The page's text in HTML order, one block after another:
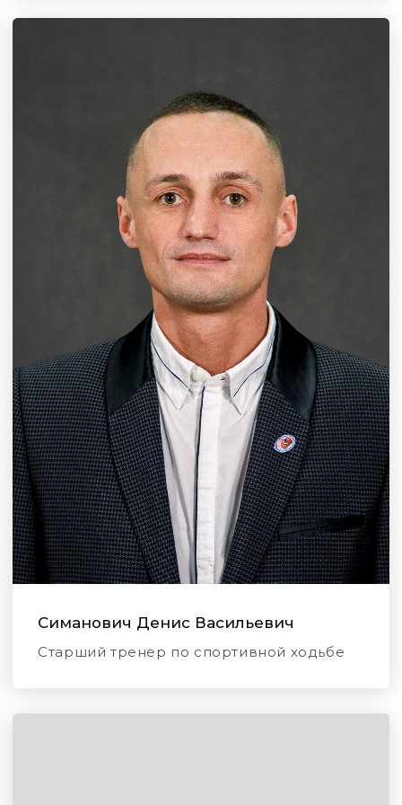
Симанович Денис Васильевич
Старший тренер по спортивной ходьбе